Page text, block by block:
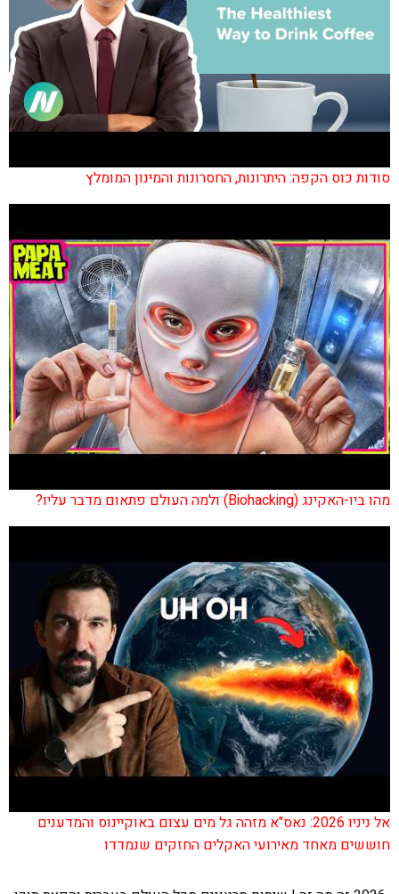
סודות כוס הקפה: היתרונות, החסרונות והמינון המומלץ
מהו ביו-האקינג (Biohacking) ולמה העולם פתאום מדבר עליו?
אל ניניו 2026: נאס"א מזהה גל מים עצום באוקיינוס והמדענים
חוששים מאחד מאירועי האקלים החזקים שנמדדו